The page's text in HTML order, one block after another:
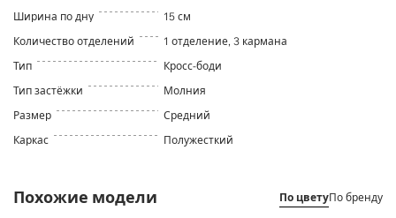
Ширина по дну
15 см
Количество отделений
1 отделение, 3 кармана
Тип
Кросс-боди
Тип застёжки
Молния
Размер
Средний
Каркас
Полужесткий
Похожие модели По цветуПо бренду